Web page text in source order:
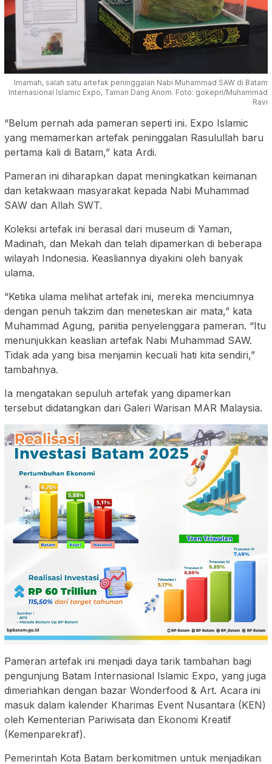
Imamah, salah satu artefak peninggalan Nabi Muhammad SAW di Batam
Internasional Islamic Expo, Taman Dang Anom. Foto: gokepri/Muhammad
Ravi
“Belum pernah ada pameran seperti ini. Expo Islamic
yang memamerkan artefak peninggalan Rasulullah baru
pertama kali di Batam,” kata Ardi.
Pameran ini diharapkan dapat meningkatkan keimanan
dan ketakwaan masyarakat kepada Nabi Muhammad
SAW dan Allah SWT.
Koleksi artefak ini berasal dari museum di Yaman,
Madinah, dan Mekah dan telah dipamerkan di beberapa
wilayah Indonesia. Keasliannya diyakini oleh banyak
ulama.
“Ketika ulama melihat artefak ini, mereka menciumnya
dengan penuh takzim dan meneteskan air mata,” kata
Muhammad Agung, panitia penyelenggara pameran. “Itu
menunjukkan keaslian artefak Nabi Muhammad SAW.
Tidak ada yang bisa menjamin kecuali hati kita sendiri,”
tambahnya.
Ia mengatakan sepuluh artefak yang dipamerkan
tersebut didatangkan dari Galeri Warisan MAR Malaysia.
Pameran artefak ini menjadi daya tarik tambahan bagi
pengunjung Batam Internasional Islamic Expo, yang juga
dimeriahkan dengan bazar Wonderfood & Art. Acara ini
masuk dalam kalender Kharimas Event Nusantara (KEN)
oleh Kementerian Pariwisata dan Ekonomi Kreatif
(Kemenparekraf).
Pemerintah Kota Batam berkomitmen untuk menjadikan